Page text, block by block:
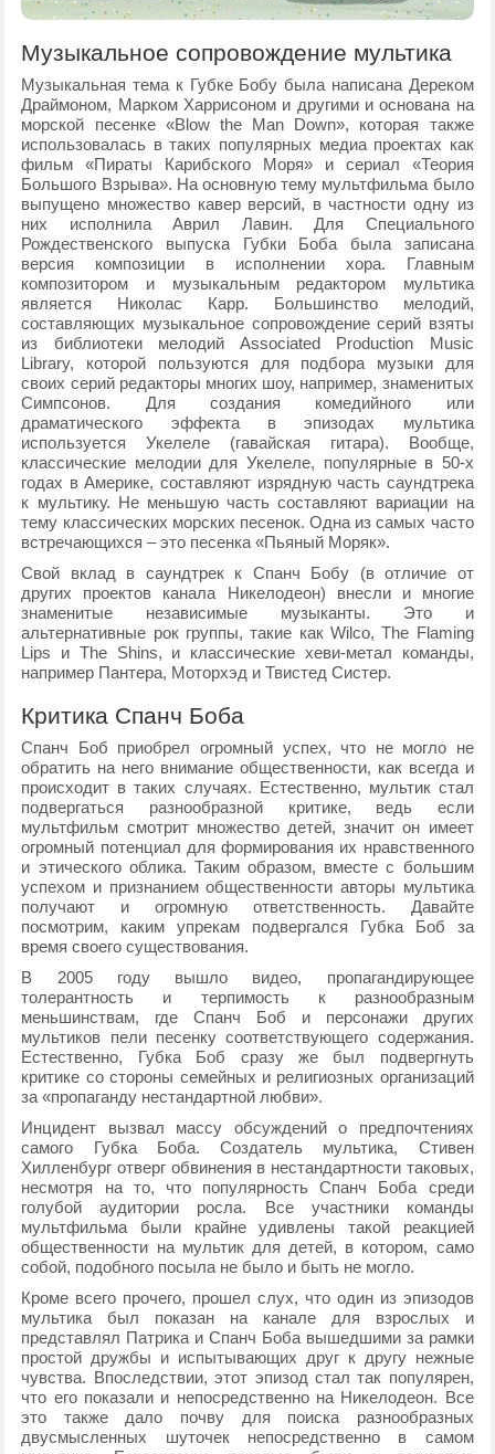
Музыкальное сопровождение мультика
Музыкальная тема к Губке Бобу была написана Дереком
Драймоном, Марком Харрисоном и другими и основана на
морской песенке «Blow the Man Down», которая также
использовалась в таких популярных медиа проектах как
фильм «Пираты Карибского Моря» и сериал «Теория
Большого Взрыва». На основную тему мультфильма было
выпущено множество кавер версий, в частности одну из
них исполнила Аврил Лавин. Для Специального
Рождественского выпуска Губки Боба была записана
версия композиции в исполнении хора. Главным
композитором и музыкальным редактором мультика
является Николас Карр. Большинство мелодий,
составляющих музыкальное сопровождение серий взяты
из библиотеки мелодий Associated Production Music
Library, которой пользуются для подбора музыки для
своих серий редакторы многих шоу, например, знаменитых
Симпсонов. Для создания комедийного или
драматического эффекта в эпизодах мультика
используется Укелеле (гавайская гитара). Вообще,
классические мелодии для Укелеле, популярные в 50-х
годах в Америке, составляют изрядную часть саундтрека
к мультику. Не меньшую часть составляют вариации на
тему классических морских песенок. Одна из самых часто
встречающихся – это песенка «Пьяный Моряк».
Свой вклад в саундтрек к Спанч Бобу (в отличие от
других проектов канала Никелодеон) внесли и многие
знаменитые независимые музыканты. Это и
альтернативные рок группы, такие как Wilco, The Flaming
Lips и The Shins, и классические хеви-метал команды,
например Пантера, Моторхэд и Твистед Систер.
Критика Спанч Боба
Спанч Боб приобрел огромный успех, что не могло не
обратить на него внимание общественности, как всегда и
происходит в таких случаях. Естественно, мультик стал
подвергаться разнообразной критике, ведь если
мультфильм смотрит множество детей, значит он имеет
огромный потенциал для формирования их нравственного
и этического облика. Таким образом, вместе с большим
успехом и признанием общественности авторы мультика
получают и огромную ответственность. Давайте
посмотрим, каким упрекам подвергался Губка Боб за
время своего существования.
В 2005 году вышло видео, пропагандирующее
толерантность и терпимость к разнообразным
меньшинствам, где Спанч Боб и персонажи других
мультиков пели песенку соответствующего содержания.
Естественно, Губка Боб сразу же был подвергнуть
критике со стороны семейных и религиозных организаций
за «пропаганду нестандартной любви».
Инцидент вызвал массу обсуждений о предпочтениях
самого Губка Боба. Создатель мультика, Стивен
Хилленбург отверг обвинения в нестандартности таковых,
несмотря на то, что популярность Спанч Боба среди
голубой аудитории росла. Все участники команды
мультфильма были крайне удивлены такой реакцией
общественности на мультик для детей, в котором, само
собой, подобного посыла не было и быть не могло.
Кроме всего прочего, прошел слух, что один из эпизодов
мультика был показан на канале для взрослых и
представлял Патрика и Спанч Боба вышедшими за рамки
простой дружбы и испытывающих друг к другу нежные
чувства. Впоследствии, этот эпизод стал так популярен,
что его показали и непосредственно на Никелодеон. Все
это также дало почву для поиска разнообразных
двусмысленных шуточек непосредственно в самом